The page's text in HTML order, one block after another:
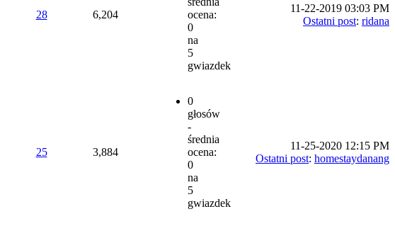
28 6,204
ocena:
0
na
5
gwiazdek
11-22-2019 03:03 PM
Ostatni post: ridana
25 3,884
0
głosów
-
średnia
ocena:
0
na
5
gwiazdek
11-25-2020 12:15 PM
Ostatni post: homestaydanang